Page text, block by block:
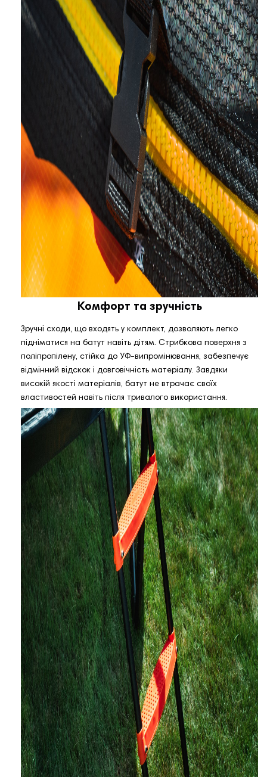
Комфорт та зручність
Зручні сходи, що входять у комплект, дозволяють легко
підніматися на батут навіть дітям. Стрибкова поверхня з
поліпропілену, стійка до УФ-випромінювання, забезпечує
відмінний відскок і довговічність матеріалу. Завдяки
високій якості матеріалів, батут не втрачає своїх
властивостей навіть після тривалого використання.